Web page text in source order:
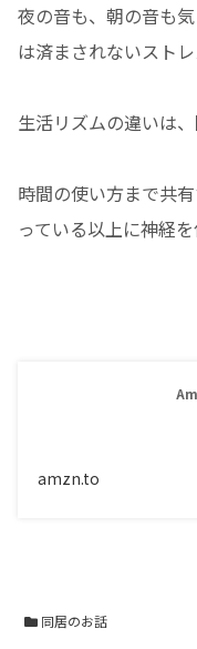
夜の音も、朝の音も
は済まされないストレ
生活リズムの違いは、
時間の使い方まで共
っている以上に神経を
amzn.to
同居のお話